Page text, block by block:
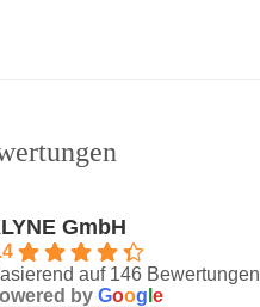
GmbH
auf 146 Bewertungen
by Goog e